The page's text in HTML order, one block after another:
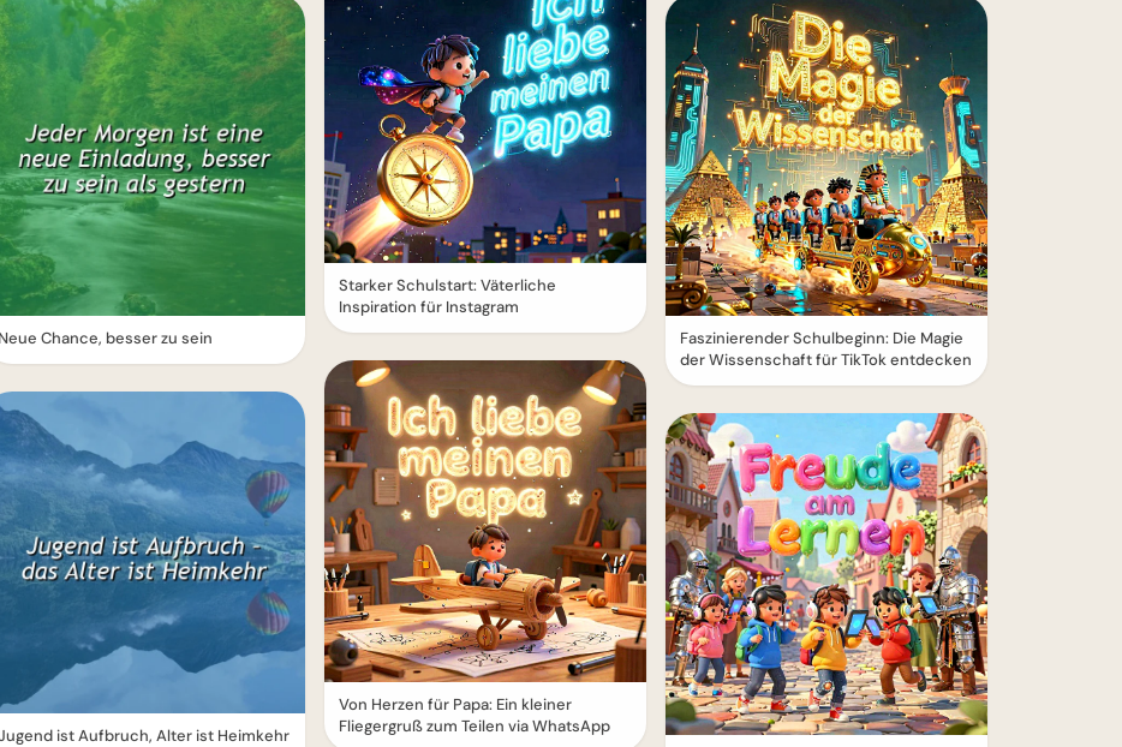
Neue Chance, besser zu sein
ist Aufbruch, Alter ist Heimkehr
Starker Schulstart: Väterliche
Inspiration für Instagram
Von Herzen für Papa: Ein kleiner
Fliegergruß zum Teilen via WhatsApp
Faszinierender Schulbeginn: Die Magie
der Wissenschaft für TikTok entdecken